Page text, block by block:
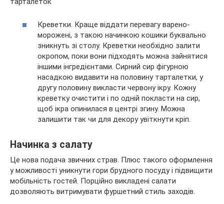
Креветки. Краще віддати перевагу варено-
морожені, з такою начинкою кошики буквально
зникнуть зі столу. Креветки необхідно залити
окропом, поки вони підходять можна зайнятися
іншими інгредієнтами. Сирний сир фігурною
насадкою видавити на половину тарталетки, у
другу половину викласти червону ікру. Кожну
креветку очистити і по одній покласти на сир,
щоб ікра опинилася в центрі згину. Можна
залишити так чи для декору увіткнути кріп.
Начинка з салату
Це нова подача звичних страв. Плюс такого оформлення
у можливості уникнути гори брудного посуду і підвищити
мобільність гостей. Порційно викладені салати
дозволяють витримувати фуршетний стиль заходів.